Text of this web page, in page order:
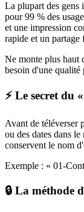
La plupart des gens
pour 99 % des
et une impression
rapide et un partage
Ne monte plus haut
besoin d'une qualité
⚡ Le secret du
Avant de téléverser
ou des dates dans
conservent le nom
Exemple : « 01-
🔒 La méthode